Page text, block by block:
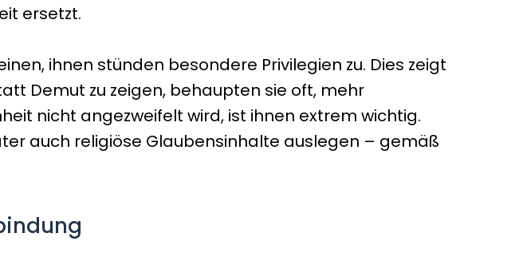
ersetzt.
ihnen stünden besondere Privilegien zu. Dies zeigt
Demut zu zeigen, behaupten sie oft, mehr
nicht angezweifelt wird, ist ihnen extrem wichtig.
auch religiöse Glaubensinhalte auslegen – gemäß